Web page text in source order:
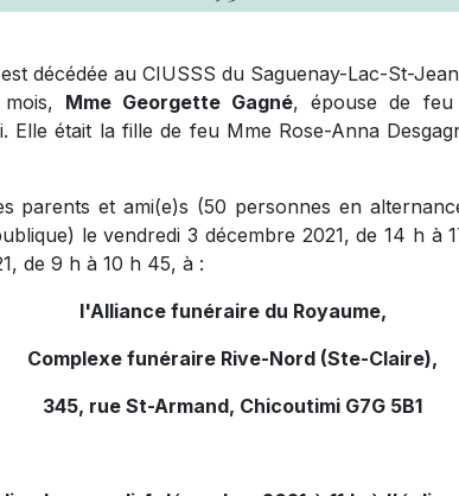
décédée au CIUSSS du Saguenay-Lac-St-
Mme Georgette Gagné, épouse de feu
Elle était la fille de feu Mme Rose-Anna
parents et ami(e)s (50 personnes en
le vendredi 3 décembre 2021, de 14 h à
de 9 h à 10 h 45, à :
l'Alliance funéraire du Royaume,
Complexe funéraire Rive-Nord (Ste-Claire),
345, rue St-Armand, Chicoutimi G7G 5B1